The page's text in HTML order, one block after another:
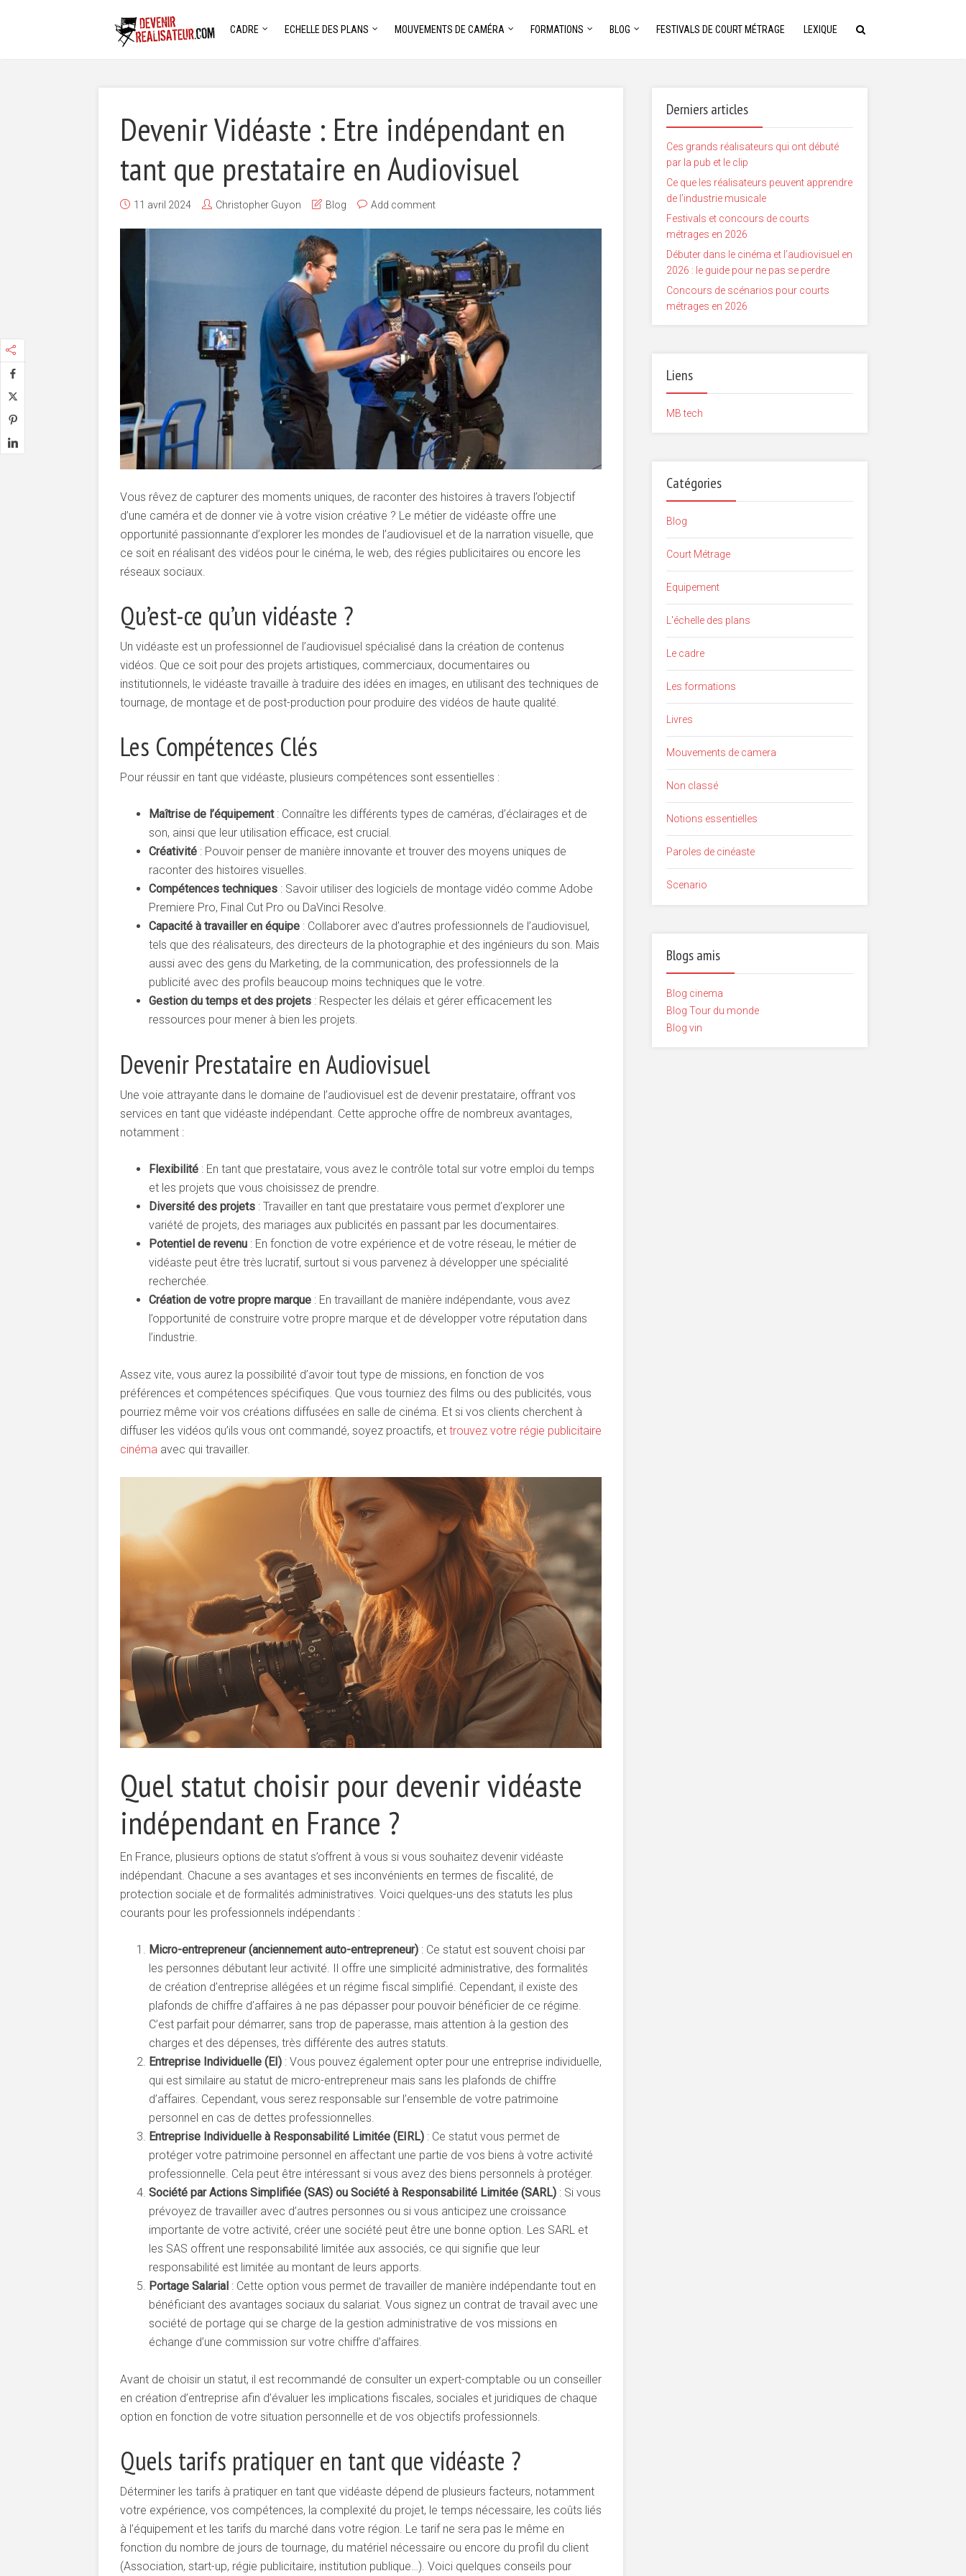
CADRE ECHELLE DES PLANS MOUVEMENTS DE CAMÉRA FORMATIONS BLOG FESTIVALS DE COURT MÉTRAGE LEXIQUE
Devenir Vidéaste : Etre indépendant en
tant que prestataire en Audiovisuel
11 avril 2024 Christopher Guyon Blog Add comment
Vous rêvez de capturer des moments uniques, de raconter des histoires à travers l’objectif
d’une caméra et de donner vie à votre vision créative ? Le métier de vidéaste offre une
opportunité passionnante d’explorer les mondes de l’audiovisuel et de la narration visuelle, que
ce soit en réalisant des vidéos pour le cinéma, le web, des régies publicitaires ou encore les
réseaux sociaux.
Qu’est-ce qu’un vidéaste ?
Un vidéaste est un professionnel de l’audiovisuel spécialisé dans la création de contenus
vidéos. Que ce soit pour des projets artistiques, commerciaux, documentaires ou
institutionnels, le vidéaste travaille à traduire des idées en images, en utilisant des techniques de
tournage, de montage et de post-production pour produire des vidéos de haute qualité.
Les Compétences Clés
Pour réussir en tant que vidéaste, plusieurs compétences sont essentielles :
Maîtrise de l’équipement: Connaître les différents types de caméras, d’éclairages et de
son, ainsi que leur utilisation efficace, est crucial.
Créativité : Pouvoir penser de manière innovante et trouver des moyens uniques de
raconter des histoires visuelles.
Compétences techniques : Savoir utiliser des logiciels de montage vidéo comme Adobe
Premiere Pro, Final Cut Pro ou DaVinci Resolve.
Capacité à travailler en équipe : Collaborer avec d’autres professionnels de l’audiovisuel,
tels que des réalisateurs, des directeurs de la photographie et des ingénieurs du son. Mais
aussi avec des gens du Marketing, de la communication, des professionnels de la
publicité avec des profils beaucoup moins techniques que le votre.
Gestion du temps et des projets : Respecter les délais et gérer efficacement les
ressources pour mener à bien les projets.
Devenir Prestataire en Audiovisuel
Une voie attrayante dans le domaine de l’audiovisuel est de devenir prestataire, offrant vos
services en tant que vidéaste indépendant. Cette approche offre de nombreux avantages,
notamment :
Flexibilité : En tant que prestataire, vous avez le contrôle total sur votre emploi du temps
et les projets que vous choisissez de prendre.
Diversité des projets : Travailler en tant que prestataire vous permet d’explorer une
variété de projets, des mariages aux publicités en passant par les documentaires.
Potentiel de revenu : En fonction de votre expérience et de votre réseau, le métier de
vidéaste peut être très lucratif, surtout si vous parvenez à développer une spécialité
recherchée.
Création de votre propre marque : En travaillant de manière indépendante, vous avez
l’opportunité de construire votre propre marque et de développer votre réputation dans
l’industrie.
Assez vite, vous aurez la possibilité d’avoir tout type de missions, en fonction de vos
préférences et compétences spécifiques. Que vous tourniez des films ou des publicités, vous
pourriez même voir vos créations diffusées en salle de cinéma. Et si vos clients cherchent à
diffuser les vidéos qu’ils vous ont commandé, soyez proactifs, et trouvez votre régie publicitaire
cinéma avec qui travailler.
Quel statut choisir pour devenir vidéaste
indépendant en France ?
En France, plusieurs options de statut s’offrent à vous si vous souhaitez devenir vidéaste
indépendant. Chacune a ses avantages et ses inconvénients en termes de fiscalité, de
protection sociale et de formalités administratives. Voici quelques-uns des statuts les plus
courants pour les professionnels indépendants :
Micro-entrepreneur (anciennement auto-entrepreneur) : Ce statut est souvent choisi par
les personnes débutant leur activité. Il offre une simplicité administrative, des formalités
de création d’entreprise allégées et un régime fiscal simplifié. Cependant, il existe des
plafonds de chiffre d’affaires à ne pas dépasser pour pouvoir bénéficier de ce régime.
C’est parfait pour démarrer, sans trop de paperasse, mais attention à la gestion des
charges et des dépenses, très différente des autres statuts.
Entreprise Individuelle (EI) : Vous pouvez également opter pour une entreprise individuelle,
qui est similaire au statut de micro-entrepreneur mais sans les plafonds de chiffre
d’affaires. Cependant, vous serez responsable sur l’ensemble de votre patrimoine
personnel en cas de dettes professionnelles.
Entreprise Individuelle à Responsabilité Limitée (EIRL) : Ce statut vous permet de
protéger votre patrimoine personnel en affectant une partie de vos biens à votre activité
professionnelle. Cela peut être intéressant si vous avez des biens personnels à protéger.
Société par Actions Simplifiée (SAS) ou Société à Responsabilité Limitée (SARL) : Si vous
prévoyez de travailler avec d’autres personnes ou si vous anticipez une croissance
importante de votre activité, créer une société peut être une bonne option. Les SARL et
les SAS offrent une responsabilité limitée aux associés, ce qui signifie que leur
responsabilité est limitée au montant de leurs apports.
Portage Salarial : Cette option vous permet de travailler de manière indépendante tout en
bénéficiant des avantages sociaux du salariat. Vous signez un contrat de travail avec une
société de portage qui se charge de la gestion administrative de vos missions en
échange d’une commission sur votre chiffre d’affaires.
Avant de choisir un statut, il est recommandé de consulter un expert-comptable ou un conseiller
en création d’entreprise afin d’évaluer les implications fiscales, sociales et juridiques de chaque
option en fonction de votre situation personnelle et de vos objectifs professionnels.
Quels tarifs pratiquer en tant que vidéaste ?
Déterminer les tarifs à pratiquer en tant que vidéaste dépend de plusieurs facteurs, notamment
votre expérience, vos compétences, la complexité du projet, le temps nécessaire, les coûts liés
à l’équipement et les tarifs du marché dans votre région. Le tarif ne sera pas le même en
fonction du nombre de jours de tournage, du matériel nécessaire ou encore du profil du client
(Association, start-up, régie publicitaire, institution publique…). Voici quelques conseils pour
Derniers articles
Ces grands réalisateurs qui ont débuté
par la pub et le clip
Ce que les réalisateurs peuvent apprendre
de l’industrie musicale
Festivals et concours de courts
métrages en 2026
Débuter dans le cinéma et l’audiovisuel en
2026 : le guide pour ne pas se perdre
Concours de scénarios pour courts
métrages en 2026
Liens
MB tech
Catégories
Blog
Court Métrage
Equipement
L'échelle des plans
Le cadre
Les formations
Livres
Mouvements de camera
Non classé
Notions essentielles
Paroles de cinéaste
Scenario
Blogs amis
Blog cinema
Blog Tour du monde
Blog vin